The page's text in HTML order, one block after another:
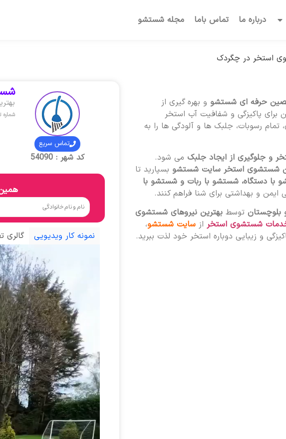
درباره ما تماس باما مجله شستشو
استخر در چگردک
حرفه ای شستشو و بهره گیری از
برای پاکیزگی و شفافیت آب استخر
رسوبات، جلبک ها و آلودگی ها را به
و جلوگیری از ایجاد جلبک می شود.
شستشوی استخر سایت شستشو بسپارید تا
با دستگاه، شستشو با ربات و شستشو با
ایمن و بهداشتی برای شنا فراهم کنند.
توسط بهترین نیروهای شستشوی
شستشوی استخر از سایت شستشو،
و زیبایی دوباره استخر خود لذت ببرید.
تماس سریع
کد شهر : 54090
شماره
نمونه کار ویدیویی گالری